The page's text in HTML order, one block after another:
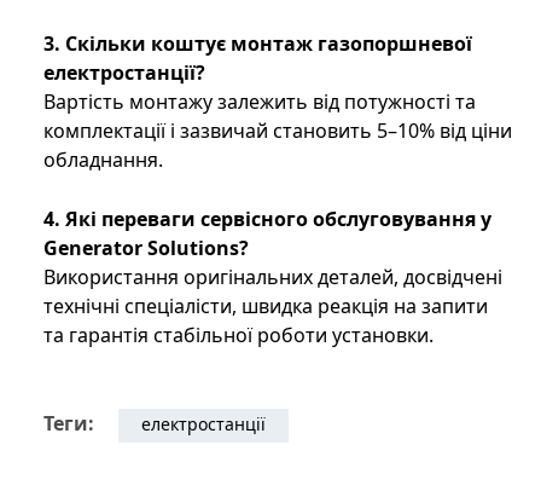
3. Скільки коштує монтаж газопоршневої
електростанції?
Вартість монтажу залежить від потужності та
комплектації і зазвичай становить 5–10% від ціни
обладнання.
4. Які переваги сервісного обслуговування у
GeneratorSolutions?
Використання оригінальних деталей, досвідчені
технічні спеціалісти, швидка реакція на запити
та гарантія стабільної роботи установки.
Теги: електростанції